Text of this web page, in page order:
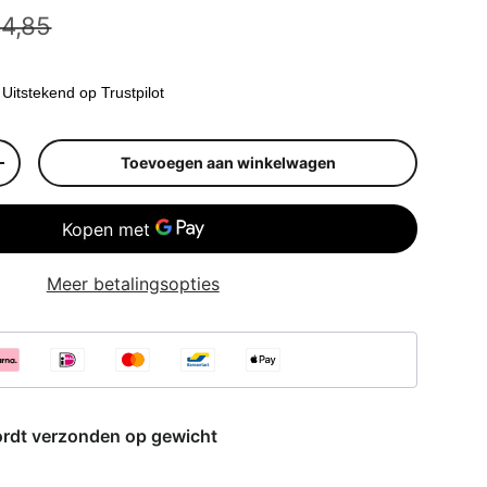
prijs
op Trustpilot
de hoeveelheidToevoegen aan winkelwagen
Meer betalingsopties
verzonden op gewicht